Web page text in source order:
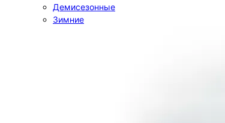
Демисезонные
Зимние